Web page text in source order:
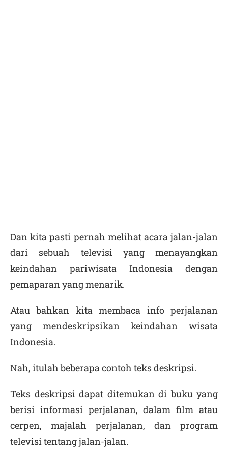
Dan kita pasti pernah melihat acara jalan-jalan
dari sebuah televisi yang menayangkan
keindahan pariwisata Indonesia dengan
pemaparan yang menarik.
Atau bahkan kita membaca info perjalanan
yang mendeskripsikan keindahan wisata
Indonesia.
Nah, itulah beberapa contoh teks deskripsi.
Teks deskripsi dapat ditemukan di buku yang
berisi informasi perjalanan, dalam film atau
cerpen, majalah perjalanan, dan program
televisi tentang jalan-jalan.